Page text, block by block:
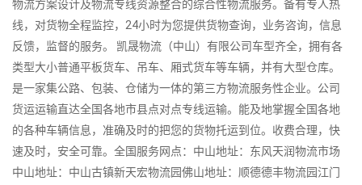
物流方案设计及物流专线资源整合的综合性物流服务。备有专人热
线，对货物全程监控，24小时为您提供货物查询，业务咨询，信息
反馈，监督的服务。 凯晟物流（中山）有限公司车型齐全，拥有各
类型大小普通平板货车、吊车、厢式货车等车辆，并有大型仓库。
是一家集公路、包装、仓储为一体的第三方物流服务性企业。公司
货运运输直达全国各地市县点对点专线运输。能及地掌握全国各地
的各种车辆信息，准确及时的把您的货物托运到位。收费合理，快
速及时，安全可靠。全国服务网点：中山地址：东风天润物流市场
中山地址：中山古镇新天宏物流园佛山地址：顺德德丰物流园江门